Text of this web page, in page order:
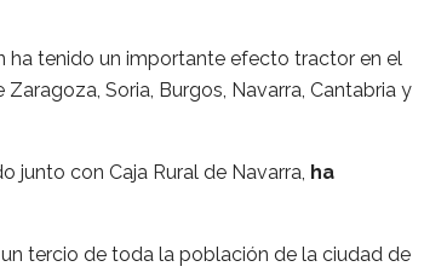
ha tenido un importante efecto tractor en el
Soria, Burgos, Navarra, Cantabria y
con Caja Rural de Navarra, ha
tercio de toda la población de la ciudad de